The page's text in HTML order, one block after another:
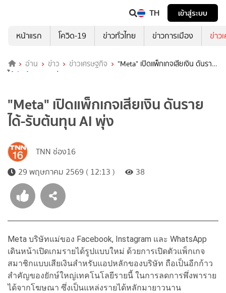
TH
เข้าสู่ระบบ
หน้าแรก
โควิด-19 ข่าวทั่วไทย ข่าวการเมือง ข่าว
อ่าน ข่าว ข่าวเศรษฐกิจ
"Meta" เปิดแพ็กเกจเสียเงิน ดันราย
ได้-รับต้นทุน AI พุ่ง
"Meta" เปิดแพ็กเกจเสียเงิน ดันราย
ได้-รับต้นทุน AI พุ่ง
TNN ช่อง16
29 พฤษภาคม 2569 ( 12:13 )
38
Meta บริษัทแม่ของ Facebook, Instagram และ WhatsApp
เดินหน้าเปิดเกมรายได้รูปแบบใหม่ ด้วยการเปิดตัวแพ็กเกจ
สมาชิกแบบเสียเงินสำหรับแอปหลักของบริษัท ถือเป็นอีกก้าว
สำคัญของยักษ์ใหญ่เทคโนโลยีรายนี้ ในการลดการพึ่งพาราย
ได้จากโฆษณา ซึ่งเป็นแหล่งรายได้หลักมายาวนาน